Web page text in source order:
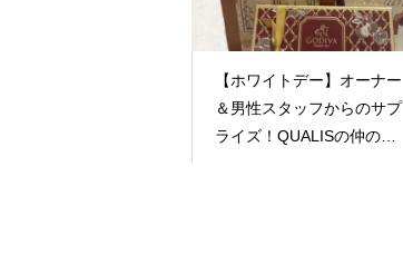
​【ホワイトデー】オーナー
＆男性スタッフからのサプ
ライズ！QUALISの仲の良